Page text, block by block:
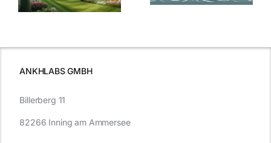
Entwicklung
ANKHLABS GMBH
Billerberg 11
82266 Inning am Ammersee